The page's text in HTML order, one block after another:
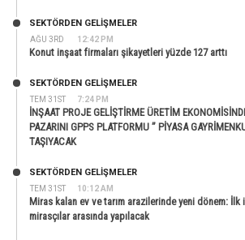
AĞU 3RD 12:42 PM
SEKTÖRDEN GELIŞMELER
Konut inşaat firmaları şikayetleri yüzde 127 arttı
TEM 31ST 7:24 PM
SEKTÖRDEN GELIŞMELER
İNŞAAT PROJE GELİŞTİRME ÜRETİM
PAZARINI GPPS PLATFORMU ” PİYASA
TAŞIYACAK
TEM 31ST 10:12 AM
SEKTÖRDEN GELIŞMELER
Miras kalan ev ve tarım arazilerinde yeni dönem: İlk
mirasçılar arasında yapılacak